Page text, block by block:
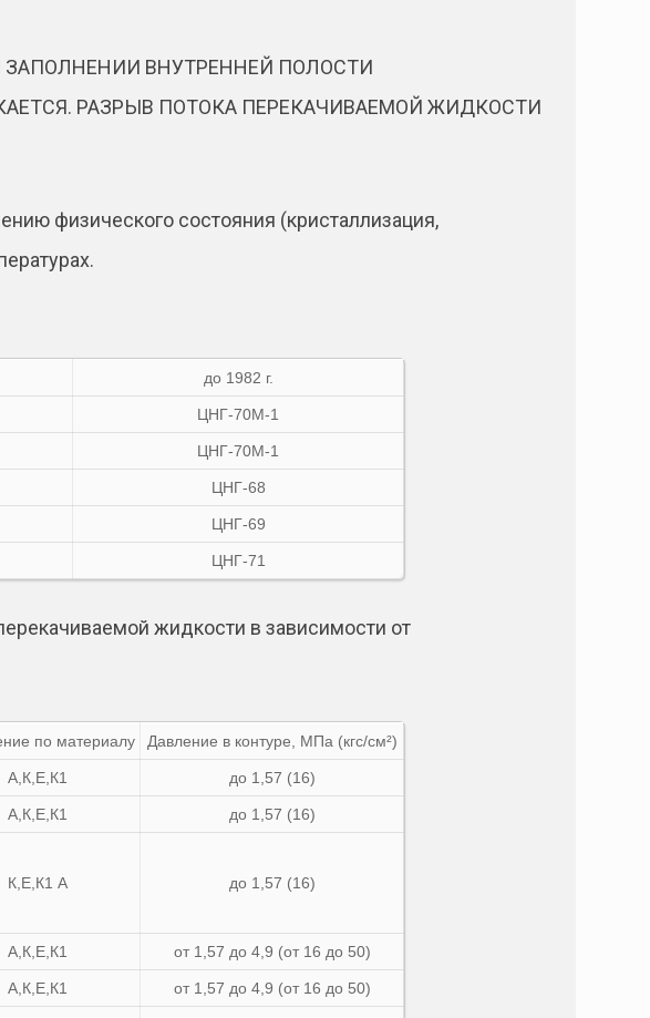
ВНУТРЕННЕЙ ПОЛОСТИ
РАЗРЫВ ПОТОКА ПЕРЕКАЧИВАЕМОЙ ЖИДКОСТИ
физического состояния (кристаллизация,
до 1982 г.
ЦНГ-70М-1
ЦНГ-70М-1
ЦНГ-68
ЦНГ-69
ЦНГ-71
жидкости в зависимости от
по материалу Давление в контуре, МПа (кгс/см²)
А,К,Е,К1 до 1,57 (16)
А,К,Е,К1 до 1,57 (16)
К,Е,К1 А до 1,57 (16)
А,К,Е,К1 от 1,57 до 4,9 (от 16 до 50)
А,К,Е,К1 от 1,57 до 4,9 (от 16 до 50)